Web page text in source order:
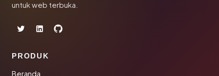
untuk web terbuka.
PRODUK
Beranda